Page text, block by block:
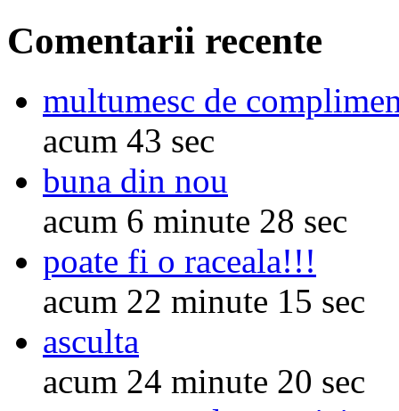
Comentarii recente
multumesc de
acum 43 sec
buna din nou
acum 6 minute 28 sec
poate fi o raceala!!!
acum 22 minute 15 sec
asculta
acum 24 minute 20 sec